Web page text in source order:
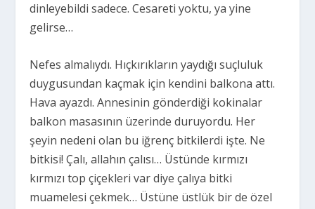
dinleyebildi sadece. Cesareti yoktu, ya yine
gelirse…
Nefes almalıydı. Hıçkırıkların yaydığı suçluluk
duygusundan kaçmak için kendini balkona attı.
Hava ayazdı. Annesinin gönderdiği kokinalar
balkon masasının üzerinde duruyordu. Her
şeyin nedeni olan bu iğrenç bitkilerdi işte. Ne
bitkisi! Çalı, allahın çalısı… Üstünde kırmızı
kırmızı top çiçekleri var diye çalıya bitki
muamelesi çekmek… Üstüne üstlük bir de özel